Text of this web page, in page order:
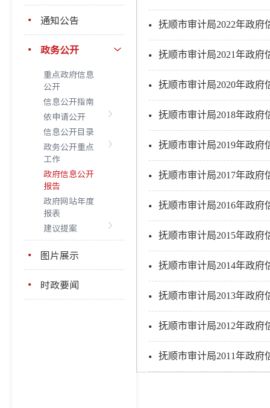
通知公告
政务公开
重点政府信息
公开
信息公开指南
依申请公开
信息公开目录
政务公开重点
工作
政府信息公开
报告
政府网站年度
报表
建议提案
图片展示
时政要闻
抚顺市审计局2022年政府
抚顺市审计局2021年政府
抚顺市审计局2020年政府
抚顺市审计局2018年政府
抚顺市审计局2019年政府
抚顺市审计局2017年政府
抚顺市审计局2016年政府
抚顺市审计局2015年政府
抚顺市审计局2014年政府
抚顺市审计局2013年政府
抚顺市审计局2012年政府
抚顺市审计局2011年政府